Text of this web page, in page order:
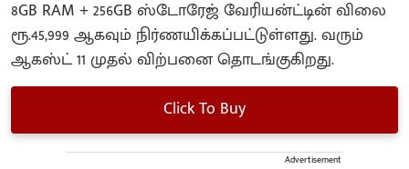
8GB RAM + 256GB ஸ்டோரேஜ் வேரியன்ட்டின் விலை
ரூ.45,999 ஆகவும் நிர்ணயிக்கப்பட்டுள்ளது. வரும்
ஆகஸ்ட் 11 முதல் விற்பனை தொடங்குகிறது.
Click To Buy
Advertisement